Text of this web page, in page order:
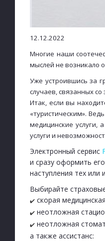
12.12.2022
Многие наши
мыслей не возникало
Уже устроившись за
случаев, связанных
Итак, если вы
«туристическим».
медицинские услуги,
услуги и
Электронный сервис
и сразу оформить
наступления тех или
Выбирайте
✔️ скорая
✔️ неотложная
✔️ неотложная
а также ассистанс: